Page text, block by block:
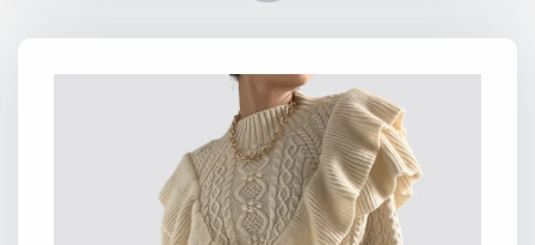
更多